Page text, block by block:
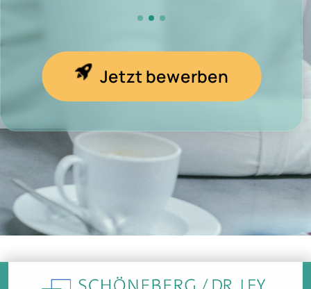
Jetzt bewerben